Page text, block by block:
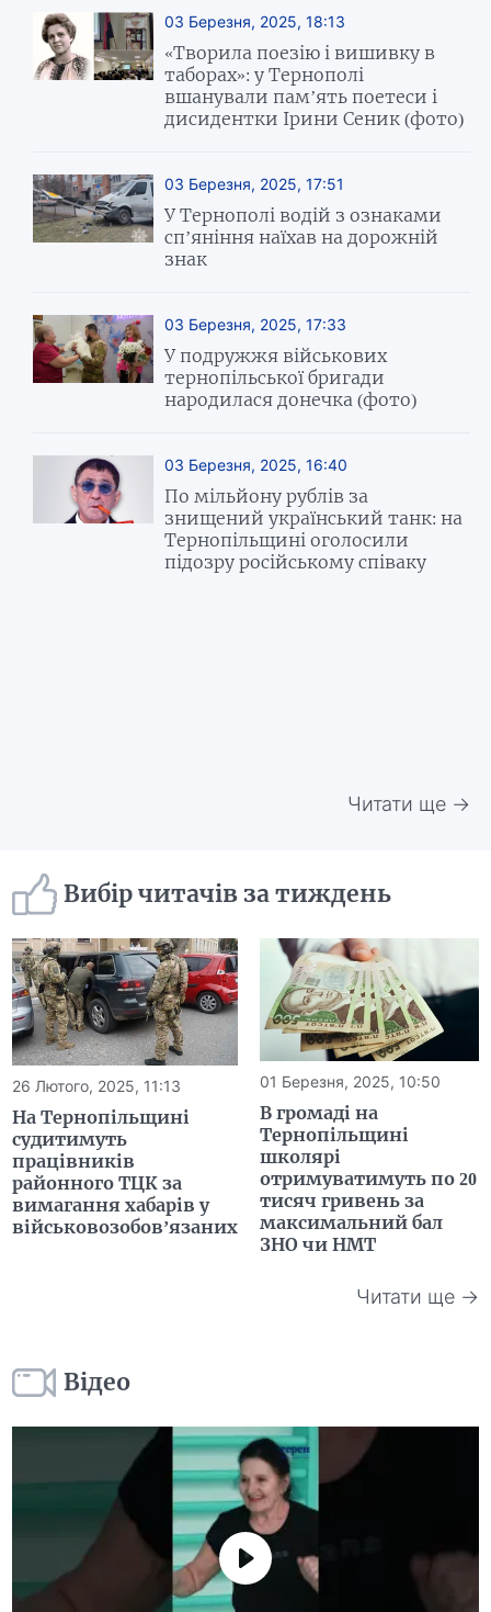
03 Березня, 2025, 18:13
«Творила поезію і вишивку в
таборах»: у Тернополі
вшанували пам’ять поетеси і
дисидентки Ірини Сеник (фото)
03 Березня, 2025, 17:51
У Тернополі водій з ознаками
сп’яніння наїхав на дорожній
знак
03 Березня, 2025, 17:33
У подружжя військових
тернопільської бригади
народилася донечка (фото)
03 Березня, 2025, 16:40
По мільйону рублів за
знищений український танк: на
Тернопільщині оголосили
підозру російському співаку
Читати ще →
Вибір читачів за тиждень
26 Лютого, 2025, 11:13
На Тернопільщині
судитимуть
працівників
районного ТЦК за
вимагання хабарів у
військовозобов’язаних
01 Березня, 2025, 10:50
В громаді на
Тернопільщині
школярі
отримуватимуть по 20
тисяч гривень за
максимальний бал
ЗНО чи НМТ
Читати ще →
Відео